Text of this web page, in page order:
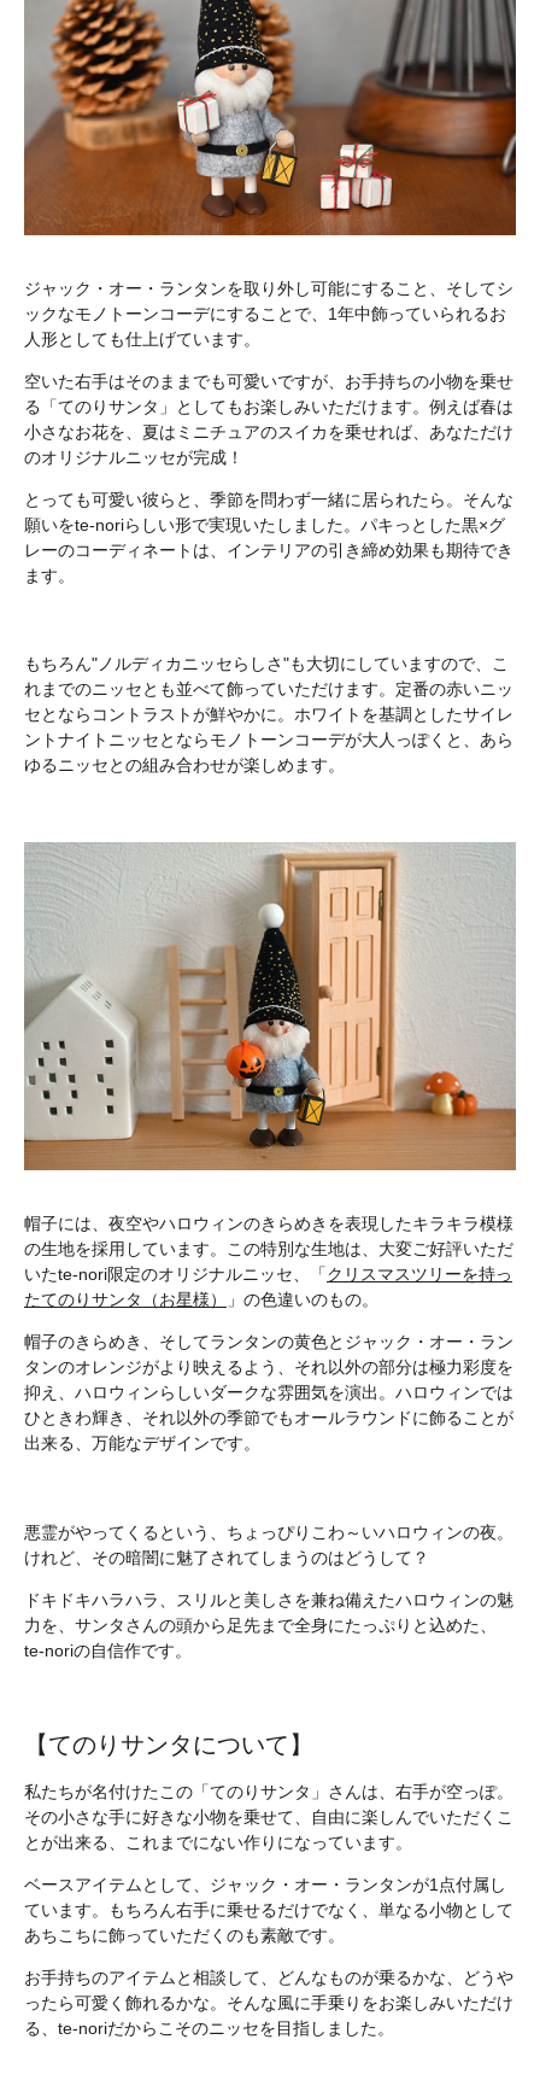
ジャック・オー・ランタンを取り外し可能にすること、そしてシ
ックなモノトーンコーデにすることで、1年中飾っていられるお
人形としても仕上げています。
空いた右手はそのままでも可愛いですが、お手持ちの小物を乗せ
る「てのりサンタ」としてもお楽しみいただけます。例えば春は
小さなお花を、夏はミニチュアのスイカを乗せれば、あなただけ
のオリジナルニッセが完成！
とっても可愛い彼らと、季節を問わず一緒に居られたら。そんな
願いをte-noriらしい形で実現いたしました。パキっとした黒×グ
レーのコーディネートは、インテリアの引き締め効果も期待でき
ます。
もちろん"ノルディカニッセらしさ"も大切にしていますので、こ
れまでのニッセとも並べて飾っていただけます。定番の赤いニッ
セとならコントラストが鮮やかに。ホワイトを基調としたサイレ
ントナイトニッセとならモノトーンコーデが大人っぽくと、あら
ゆるニッセとの組み合わせが楽しめます。
帽子には、夜空やハロウィンのきらめきを表現したキラキラ模様
の生地を採用しています。この特別な生地は、大変ご好評いただ
いたte-nori限定のオリジナルニッセ、「クリスマスツリーを持っ
たてのりサンタ（お星様）
」の色違いのもの。
帽子のきらめき、そしてランタンの黄色とジャック・オー・ラン
タンのオレンジがより映えるよう、それ以外の部分は極力彩度を
抑え、ハロウィンらしいダークな雰囲気を演出。ハロウィンでは
ひときわ輝き、それ以外の季節でもオールラウンドに飾ることが
出来る、万能なデザインです。
悪霊がやってくるという、ちょっぴりこわ～いハロウィンの夜。
けれど、その暗闇に魅了されてしまうのはどうして？
ドキドキハラハラ、スリルと美しさを兼ね備えたハロウィンの魅
力を、サンタさんの頭から足先まで全身にたっぷりと込めた、
te-noriの自信作です。
【てのりサンタについて】
私たちが名付けたこの「てのりサンタ」さんは、右手が空っぽ。
その小さな手に好きな小物を乗せて、自由に楽しんでいただくこ
とが出来る、これまでにない作りになっています。
ベースアイテムとして、ジャック・オー・ランタンが1点付属し
ています。もちろん右手に乗せるだけでなく、単なる小物として
あちこちに飾っていただくのも素敵です。
お手持ちのアイテムと相談して、どんなものが乗るかな、どうや
ったら可愛く飾れるかな。そんな風に手乗りをお楽しみいただけ
る、te-noriだからこそのニッセを目指しました。